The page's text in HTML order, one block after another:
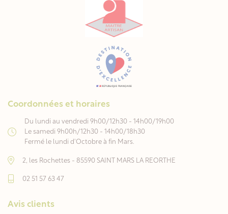
Coordonnées et horaires
Du lundi au vendredi 9h00/12h30 - 14h00/19h00
Le samedi 9h00h/12h30 - 14h00/18h30
Fermé le lundi d'Octobre à fin Mars.
2, les Rochettes - 85590 SAINT MARS LA REORTHE
02 51 57 63 47
Avis clients